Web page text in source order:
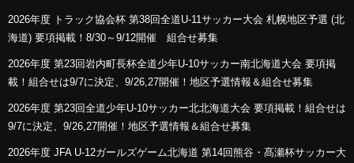
2026年度 トラック協会杯 第38回全道U-11サッカー大会 札幌地区予選 (北
海道) 要項掲載！8/30～9/12開催 組合せ募集
2026年度 第23回岩内町長杯全道少年U-10サッカー南北海道大会 要項掲
載！組合せは9/7に決定、9/26,27開催！地区予選情報＆組合せ募集
2026年度 第23回全道少年U-10サッカー北北海道大会 要項掲載！組合せは
9/7に決定、9/26,27開催！地区予選情報＆組合せ募集
2026年度 JFA U-12ガールズゲーム北海道 第14回熊谷・髙瀬杯サッカー大